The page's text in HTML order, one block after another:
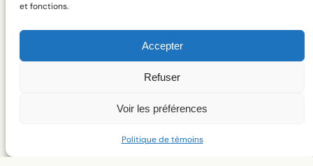
et fonctions.
Accepter
Refuser
Voir les préférences
Politique de témoins
l’intégrant à jamais à la mienne. Sans que je le
sache à l’époque, ce spectacle leur disait « Merci. Je
vous aime. Je comprends d’où je viens et ce que
vous avez sacrifié pour moi ».
Une allée de zébus, une centaine de fleurs et